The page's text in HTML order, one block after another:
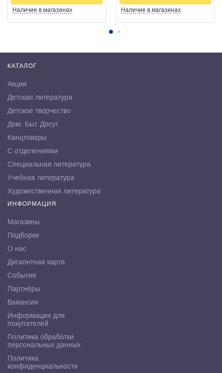
Наличие в магазинах Наличие в магазинах
КАТАЛОГ
Акции
Детская литература
Детское творчество
Дом. Быт. Досуг.
Канцтовары
С отделениями
Специальная литература
Учебная литература
Художественная литература
ИНФОРМАЦИЯ
Магазины
Подборки
О нас
Дисконтная карта
События
Партнёры
Вакансии
Информация для
покупателей
Политика обработки
персональных данных
Политика
конфиденциальности